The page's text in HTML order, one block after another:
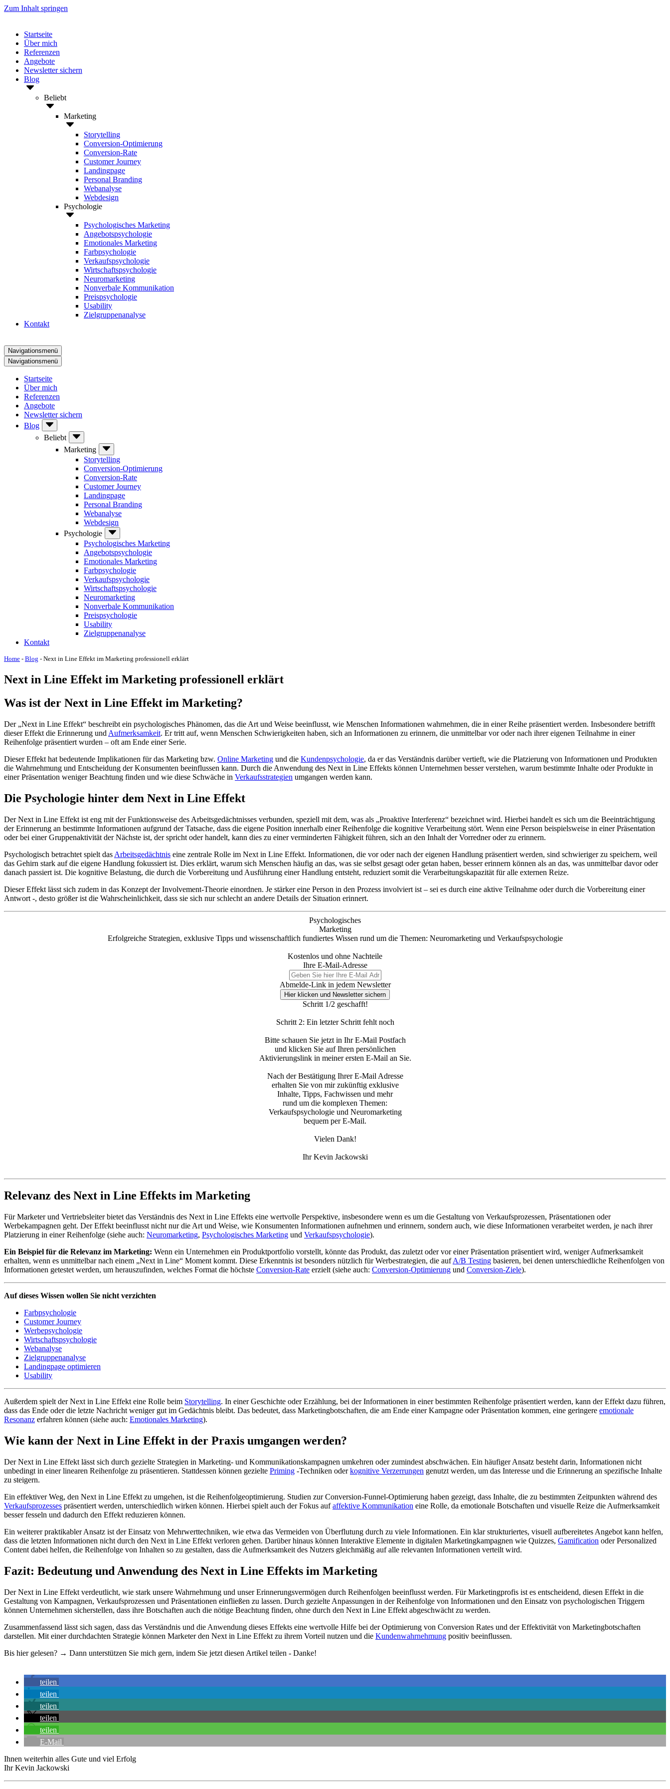
Zum Inhalt springen
Startseite
Über mich
Referenzen
Angebote
Newsletter sichern
Blog
Beliebt
Marketing
Storytelling
Conversion-Optimierung
Conversion-Rate
Customer Journey
Landingpage
Personal Branding
Webanalyse
Webdesign
Psychologie
Psychologisches Marketing
Angebotspsychologie
Emotionales Marketing
Farbpsychologie
Verkaufspsychologie
Wirtschaftspsychologie
Neuromarketing
Nonverbale Kommunikation
Preispsychologie
Usability
Zielgruppenanalyse
Kontakt
Navigationsmenü
Navigationsmenü
Startseite
Über mich
Referenzen
Angebote
Newsletter sichern
Blog
Beliebt
Marketing
Storytelling
Conversion-Optimierung
Conversion-Rate
Customer Journey
Landingpage
Personal Branding
Webanalyse
Webdesign
Psychologie
Psychologisches Marketing
Angebotspsychologie
Emotionales Marketing
Farbpsychologie
Verkaufspsychologie
Wirtschaftspsychologie
Neuromarketing
Nonverbale Kommunikation
Preispsychologie
Usability
Zielgruppenanalyse
Kontakt
Home - Blog - Next in Line Effekt im Marketing professionell erklärt
Next in Line Effekt im Marketing professionell erklärt
Was ist der Next in Line Effekt im Marketing?
Der „Next in Line Effekt“ beschreibt ein psychologisches Phänomen, das die Art und Weise beeinflusst, wie Menschen Informationen wahrnehmen, die in einer Reihe präsentiert werden. Insbesondere betrifft
dieser Effekt die Erinnerung und Aufmerksamkeit. Er tritt auf, wenn Menschen Schwierigkeiten haben, sich an Informationen zu erinnern, die unmittelbar vor oder nach ihrer eigenen Teilnahme in einer
Reihenfolge präsentiert wurden – oft am Ende einer Serie.
Dieser Effekt hat bedeutende Implikationen für das Marketing bzw. Online Marketing und die Kundenpsychologie, da er das Verständnis darüber vertieft, wie die Platzierung von Informationen und Produkten
die Wahrnehmung und Entscheidung der Konsumenten beeinflussen kann. Durch die Anwendung des Next in Line Effekts können Unternehmen besser verstehen, warum bestimmte Inhalte oder Produkte in
einer Präsentation weniger Beachtung finden und wie diese Schwäche in Verkaufsstrategien umgangen werden kann.
Die Psychologie hinter dem Next in Line Effekt
Der Next in Line Effekt ist eng mit der Funktionsweise des Arbeitsgedächtnisses verbunden, speziell mit dem, was als „Proaktive Interferenz“ bezeichnet wird. Hierbei handelt es sich um die Beeinträchtigung
der Erinnerung an bestimmte Informationen aufgrund der Tatsache, dass die eigene Position innerhalb einer Reihenfolge die kognitive Verarbeitung stört. Wenn eine Person beispielsweise in einer Präsentation
oder bei einer Gruppenaktivität der Nächste ist, der spricht oder handelt, kann dies zu einer verminderten Fähigkeit führen, sich an den Inhalt der Vorredner oder zu erinnern.
Psychologisch betrachtet spielt das Arbeitsgedächtnis eine zentrale Rolle im Next in Line Effekt. Informationen, die vor oder nach der eigenen Handlung präsentiert werden, sind schwieriger zu speichern, weil
das Gehirn stark auf die eigene Handlung fokussiert ist. Dies erklärt, warum sich Menschen häufig an das, was sie selbst gesagt oder getan haben, besser erinnern können als an das, was unmittelbar davor oder
danach passiert ist. Die kognitive Belastung, die durch die Vorbereitung und Ausführung einer Handlung entsteht, reduziert somit die Verarbeitungskapazität für alle externen Reize.
Dieser Effekt lässt sich zudem in das Konzept der Involvement-Theorie einordnen. Je stärker eine Person in den Prozess involviert ist – sei es durch eine aktive Teilnahme oder durch die Vorbereitung einer
Antwort -, desto größer ist die Wahrscheinlichkeit, dass sie sich nur schlecht an andere Details der Situation erinnert.
Psychologisches
Marketing
Erfolgreiche Strategien, exklusive Tipps und wissenschaftlich fundiertes Wissen rund um die Themen: Neuromarketing und Verkaufspsychologie
Kostenlos und ohne Nachteile
Ihre E-Mail-Adresse
Abmelde-Link in jedem Newsletter
Hier klicken und Newsletter sichern
Schritt 1/2 geschafft!
Schritt 2: Ein letzter Schritt fehlt noch
Bitte schauen Sie jetzt in Ihr E-Mail Postfach
und klicken Sie auf Ihren persönlichen
Aktivierungslink in meiner ersten E-Mail an Sie.
Nach der Bestätigung Ihrer E-Mail Adresse
erhalten Sie von mir zukünftig exklusive
Inhalte, Tipps, Fachwissen und mehr
rund um die komplexen Themen:
Verkaufspsychologie und Neuromarketing
bequem per E-Mail.
Vielen Dank!
Ihr Kevin Jackowski
Relevanz des Next in Line Effekts im Marketing
Für Marketer und Vertriebsleiter bietet das Verständnis des Next in Line Effekts eine wertvolle Perspektive, insbesondere wenn es um die Gestaltung von Verkaufsprozessen, Präsentationen oder
Werbekampagnen geht. Der Effekt beeinflusst nicht nur die Art und Weise, wie Konsumenten Informationen aufnehmen und erinnern, sondern auch, wie diese Informationen verarbeitet werden, je nach ihrer
Platzierung in einer Reihenfolge (siehe auch: Neuromarketing, Psychologisches Marketing und Verkaufspsychologie).
Ein Beispiel für die Relevanz im Marketing: Wenn ein Unternehmen ein Produktportfolio vorstellt, könnte das Produkt, das zuletzt oder vor einer Präsentation präsentiert wird, weniger Aufmerksamkeit
erhalten, wenn es unmittelbar nach einem „Next in Line“ Moment kommt. Diese Erkenntnis ist besonders nützlich für Werbestrategien, die aufA/B Testing basieren, bei denen unterschiedliche Reihenfolgen von
Informationen getestet werden, um herauszufinden, welches Format die höchste Conversion-Rate erzielt (siehe auch: Conversion-Optimierung und Conversion-Ziele).
Auf dieses Wissen wollen Sie nicht verzichten
Farbpsychologie
Customer Journey
Werbepsychologie
Wirtschaftspsychologie
Webanalyse
Zielgruppenanalyse
Landingpage optimieren
Usability
Außerdem spielt der Next in Line Effekt eine Rolle beim Storytelling. In einer Geschichte oder Erzählung, bei der Informationen in einer bestimmten Reihenfolge präsentiert werden, kann der Effekt dazu führen,
dass das Ende oder die letzte Nachricht weniger gut im Gedächtnis bleibt. Das bedeutet, dass Marketingbotschaften, die am Ende einer Kampagne oder Präsentation kommen, eine geringere emotionale
Resonanz erfahren können (siehe auch: Emotionales Marketing).
Wie kann der Next in Line Effekt in der Praxis umgangen werden?
Der Next in Line Effekt lässt sich durch gezielte Strategien in Marketing- und Kommunikationskampagnen umkehren oder zumindest abschwächen. Ein häufiger Ansatz besteht darin, Informationen nicht
unbedingt in einer linearen Reihenfolge zu präsentieren. Stattdessen können gezielte Priming -Techniken oderkognitive Verzerrungen genutzt werden, um das Interesse und die Erinnerung an spezifische Inhalte
zu steigern.
Ein effektiver Weg, den Next in Line Effekt zu umgehen, ist die Reihenfolgeoptimierung. Studien zur Conversion-Funnel-Optimierung haben gezeigt, dass Inhalte, die zu bestimmten Zeitpunkten während des
Verkaufsprozesses präsentiert werden, unterschiedlich wirken können. Hierbei spielt auch der Fokus aufaffektive Kommunikation eine Rolle, da emotionale Botschaften und visuelle Reize die Aufmerksamkeit
besser fesseln und dadurch den Effekt reduzieren können.
Ein weiterer praktikabler Ansatz ist der Einsatz von Mehrwerttechniken, wie etwa das Vermeiden von Überflutung durch zu viele Informationen. Ein klar strukturiertes, visuell aufbereitetes Angebot kann helfen,
dass die letzten Informationen nicht durch den Next in Line Effekt verloren gehen. Darüber hinaus können Interaktive Elemente in digitalen Marketingkampagnen wie Quizzes, Gamification oder Personalized
Content dabei helfen, die Reihenfolge von Inhalten so zu gestalten, dass die Aufmerksamkeit des Nutzers gleichmäßig auf alle relevanten Informationen verteilt wird.
Fazit: Bedeutung und Anwendung des Next in Line Effekts im Marketing
Der Next in Line Effekt verdeutlicht, wie stark unsere Wahrnehmung und unser Erinnerungsvermögen durch Reihenfolgen beeinflusst werden. Für Marketingprofis ist es entscheidend, diesen Effekt in die
Gestaltung von Kampagnen, Verkaufsprozessen und Präsentationen einfließen zu lassen. Durch gezielte Anpassungen in der Reihenfolge von Informationen und den Einsatz von psychologischen Triggern
können Unternehmen sicherstellen, dass ihre Botschaften auch die nötige Beachtung finden, ohne durch den Next in Line Effekt abgeschwächt zu werden.
Zusammenfassend lässt sich sagen, dass das Verständnis und die Anwendung dieses Effekts eine wertvolle Hilfe bei der Optimierung von Conversion Rates und der Effektivität von Marketingbotschaften
darstellen. Mit einer durchdachten Strategie können Marketer den Next in Line Effekt zu ihrem Vorteil nutzen und die Kundenwahrnehmung positiv beeinflussen.
Bis hier gelesen? → Dann unterstützen Sie mich gern, indem Sie jetzt diesen Artikel teilen - Danke!
teilen
teilen
teilen
teilen
teilen
E-Mail
Ihnen weiterhin alles Gute und viel Erfolg
Ihr Kevin Jackowski